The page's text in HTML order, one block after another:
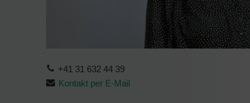
+41 31 632 44 39
Kontakt per E-Mail